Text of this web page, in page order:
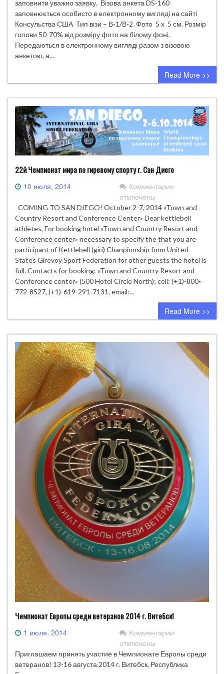
поїздки
до
заповнити уважно заявку. Візова анкета DS-160
заповнюється особисто в електронному вигляді на сайті
Консульства США Тип візи – В-1/В-2 Фото 5 х 5 см. Розмір
голови 50-70% від розміру фото на білому фоні.
Передаються в електронному вигляді разом з візовою
анкетою, а…
Read More >>
22й Чемпионат мира по гиревому спорту г. Сан Диего
10 июля, 2014 Комментарии
22й
Чемпионат
мира
по
гиревому
спорту
г.
Сан
отключены
COMING TO SAN DIEGO! October 2-7, 2014 «Town and
Country Resort and Conference Center» Dear kettlebell
athletes, For booking hotel «Town and Country Resort and
Conference center» necessary to specify the that you are
participant of Kettlebell (giri) Chanpionship form United
States Girevoy Sport Federation for other guests the hotel is
full. Contacts for booking: «Town and Country Resort and
Conference center» (500 Hotel Circle North); cell: (+1)-800-
772-8527, (+1)-619-291-7131, email:…
Read More >>
Чемпионат Европы среди ветеранов 2014 г. Витебск!
1 июля, 2014 Комментарии
Чемпионат
Европы
отключены
Приглашаем принять участие в Чемпионате Европы среди
ветеранов! 13-16 августа 2014 г. Витебск, Республика